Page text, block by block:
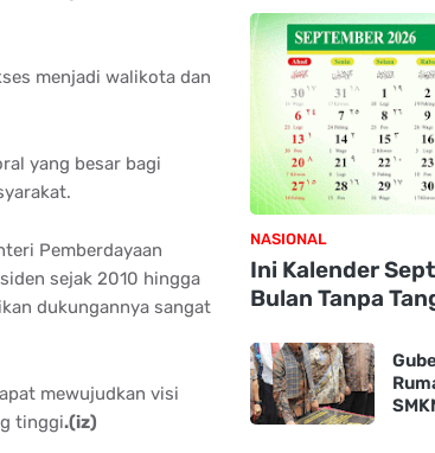
menjadi walikota dan
yang besar bagi
Pemberdayaan
sejak 2010 hingga
dukungannya sangat
mewujudkan visi
tinggi.(iz)
NASIONAL
Ini Kalender
Bulan Tanpa